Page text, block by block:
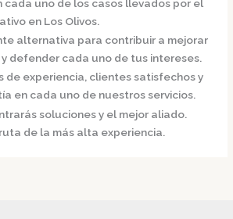
cada uno de los casos llevados por el
en Los Olivos.
alternativa para contribuir a mejorar
defender cada uno de tus intereses.
de experiencia, clientes satisfechos y
en cada uno de nuestros servicios.
soluciones y el mejor aliado.
de la más alta experiencia.